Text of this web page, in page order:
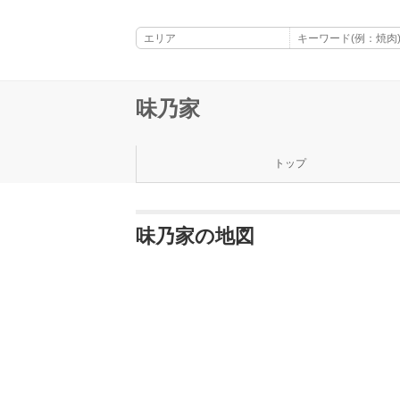
味乃家
トップ
味乃家の地図